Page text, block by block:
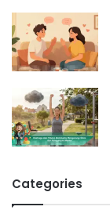
Categories